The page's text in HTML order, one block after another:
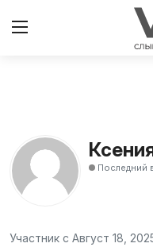
Люди
Община
Последний
Участник с Август 18,